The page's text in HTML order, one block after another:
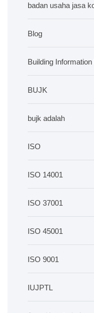
badan usaha jasa
Blog
Building
BUJK
bujk adalah
ISO
ISO 14001
ISO 37001
ISO 45001
ISO 9001
IUJPTL